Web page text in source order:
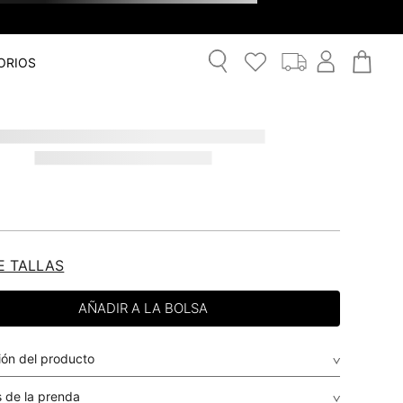
TALLAS
del producto
de la prenda